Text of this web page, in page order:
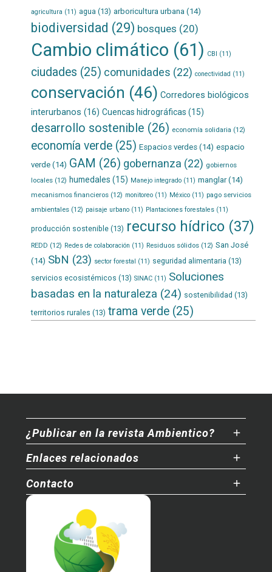
agricultura (11) agua (13) arboricultura urbana(14)
biodiversidad (29) bosques (20)
Cambio climático (61) CBI (11)
ciudades (25) comunidades (22) conectividad (11)
conservación (46) Corredores biológicos
interurbanos (16) Cuencas hidrográficas (15)
desarrollo sostenible (26) economía solidaria (12)
economía verde(25) Espacios verdes(14) espacio
verde(14) GAM (26) gobernanza (22) gobiernos
locales(12) humedales (15) Manejo integrado(11) manglar(14)
mecanismos financieros(12) monitoreo(11) México(11) pago servicios
ambientales(12) paisaje urbano(11) Plantaciones forestales(11)
producción sostenible(13) recurso hídrico(37)
REDD (12) Redes de colaboración (11) Residuos sólidos(12) San José
(14) SbN (23) sector forestal (11) seguridad alimentaria (13)
servicios ecosistémicos (13) SINAC(11) Soluciones
basadas en la naturaleza (24) sostenibilidad (13)
territorios rurales (13) trama verde(25)
¿Publicar en la revista Ambientico?
Enlaces relacionados
Contacto